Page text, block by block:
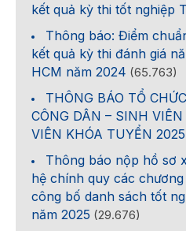
kết quả kỳ thi tốt nghiệp
Thông báo: Điểm
kết quả kỳ thi đánh giá
HCM năm 2024 (65.763)
THÔNG BÁO TỔ
CÔNG DÂN – SINH
VIÊN KHÓA TUYỂN 2025
Thông báo nộp hồ sơ
hệ chính quy các
công bố danh sách tốt
năm 2025 (29.676)